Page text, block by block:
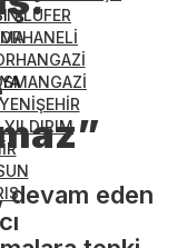
NİLÜFER
ORHANELİ
YILDIRIM
devam eden